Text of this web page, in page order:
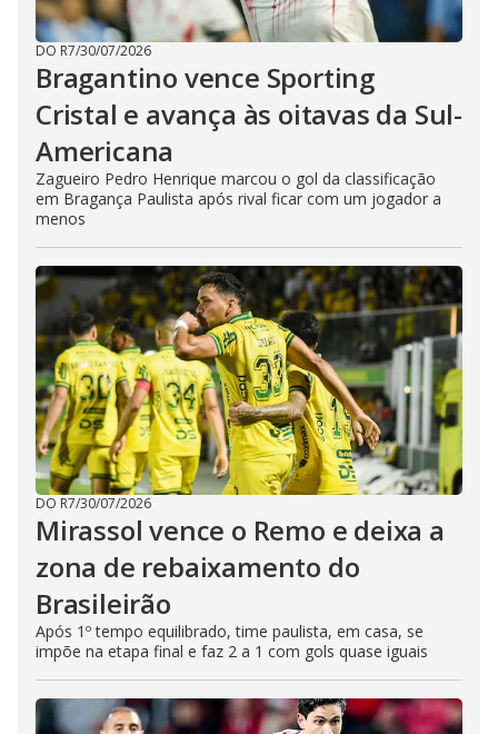
DO R7/30/07/2026
Bragantino vence Sporting
Cristal e avança às oitavas da Sul-
Americana
Zagueiro Pedro Henrique marcou o gol da classificação
em Bragança Paulista após rival ficar com um jogador a
menos
DO R7/30/07/2026
Mirassol vence o Remo e deixa a
zona de rebaixamento do
Brasileirão
Após 1º tempo equilibrado, time paulista, em casa, se
impõe na etapa final e faz 2 a 1 com gols quase iguais